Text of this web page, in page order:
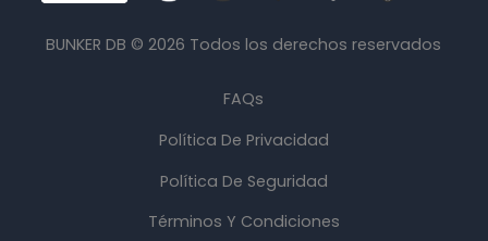
BUNKER DB ©2026 Todos los derechos reservados
FAQs
Política De Privacidad
Política De Seguridad
Términos Y Condiciones